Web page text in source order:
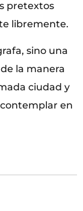
pretextos
libremente.
sino una
la manera
ciudad y
en